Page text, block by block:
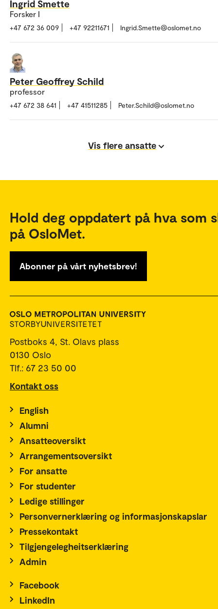
Ingrid Smette
Forsker I
+47 672 36 009 +47 92211671 Ingrid.Smette@oslomet.no
Peter Geoffrey Schild
professor
+47 672 38 641 +47 41511285 Peter.Schild@oslomet.no
Vis flere ansatte
Hold deg oppdatert på hva som
på OsloMet.
Abonner på vårt nyhetsbrev!
Postboks 4, St. Olavs plass
0130 Oslo
Tlf.: 67 23 50 00
Kontakt oss
English
Alumni
Ansatteoversikt
Arrangementsoversikt
For ansatte
For studenter
Ledige stillinger
Personvernerklæring og informasjonskapslar
Pressekontakt
Tilgjengelegheitserklæring
Admin
Facebook
LinkedIn